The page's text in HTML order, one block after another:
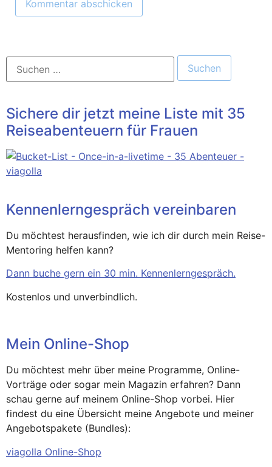
Sichere dir jetzt meine Liste mit 35
Reiseabenteuern für Frauen
Kennenlerngespräch vereinbaren
Du möchtest herausfinden, wie ich dir durch mein Reise-
Mentoring helfen kann?
Dann buche gern ein 30 min. Kennenlerngespräch.
Kostenlos und unverbindlich.
Mein Online-Shop
Du möchtest mehr über meine Programme, Online-
Vorträge oder sogar mein Magazin erfahren? Dann
schau gerne auf meinem Online-Shop vorbei. Hier
findest du eine Übersicht meine Angebote und meiner
Angebotspakete (Bundles):
viagolla Online-Shop